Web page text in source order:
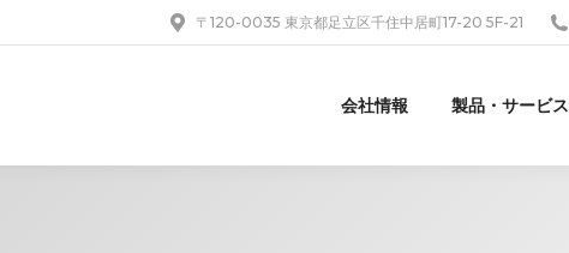
〒120-0035 東京都足立区千住中居町17-20 5F-21
会社情報 製品・サービス